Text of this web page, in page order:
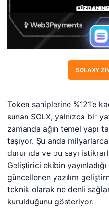
SOLAXY
Token sahiplerine %121’e
sunan SOLX, yalnızca bir
zamanda ağın temel yapı
taşıyor. Şu anda
durumda ve bu sayı
Geliştirici ekibin
güncellenen yazılım
teknik olarak ne denli
kurulduğunu gösteriyor.